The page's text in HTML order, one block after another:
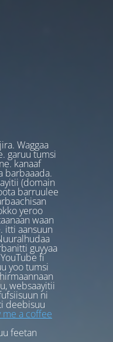
Waggaa
garuu tumsi
kanaaf
barbaaada.
(domain
barruulee
yeroo
waan
itti aansuun
guyyaa
fi
yoo tumsi
websaayitii
ni
deebisuu
me a coffee
feetan